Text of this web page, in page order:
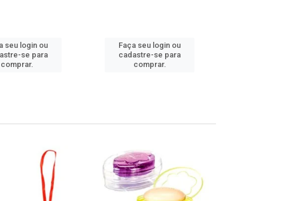
seu login ou
se para
comprar.
Faça seu login ou
cadastre-se para
comprar.